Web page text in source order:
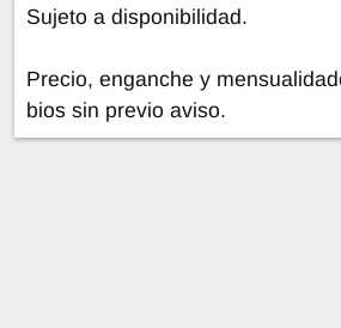
Sujeto a disponibilidad.
Precio, enganche y
bios sin previo aviso.